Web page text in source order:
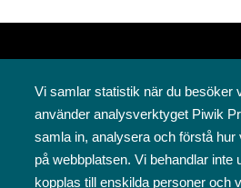
Svenska
Vi samlar statistik när du besöker
använder analysverktyget Piwik
samla in, analysera och förstå
på webbplatsen. Vi behandlar inte
kopplas till enskilda personer och